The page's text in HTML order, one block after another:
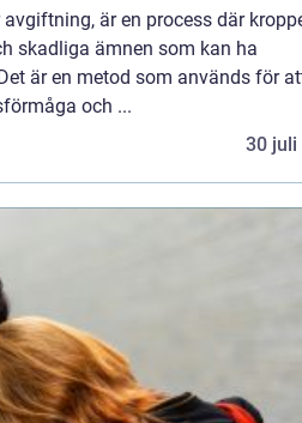
är en process där
skadliga ämnen som kan ha
är en metod som används för
och ...
30 juli